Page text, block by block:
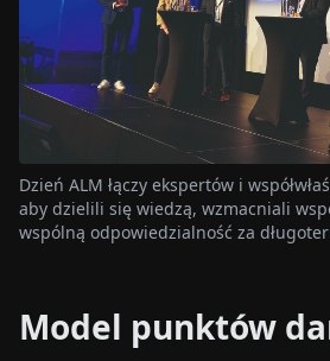
Dzień ALM łączy ekspertów i
aby dzielili się wiedzą, wzmacniali
wspólną odpowiedzialność za
Model punktów